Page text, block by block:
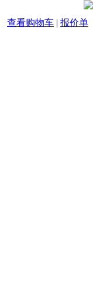
查看购物车 | 报价单